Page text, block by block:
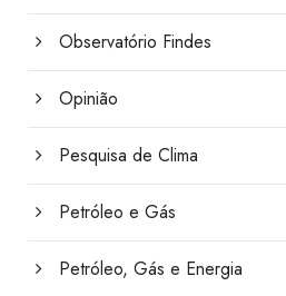
Observatório Findes
Opinião
Pesquisa de Clima
Petróleo e Gás
Petróleo, Gás e Energia